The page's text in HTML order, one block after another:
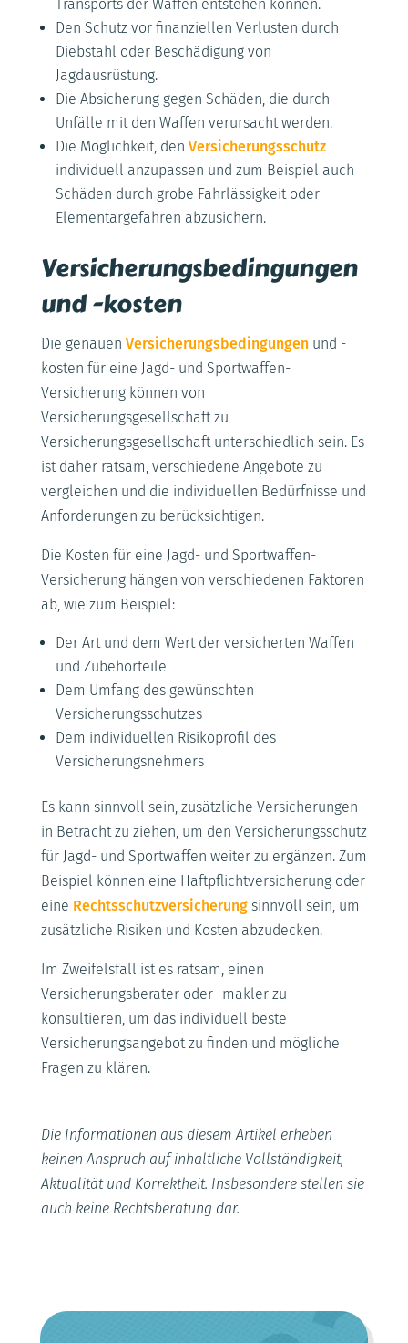
Transports der Waffen entstehen können.
Den Schutz vor finanziellen Verlusten durch
Diebstahl oder Beschädigung von
Jagdausrüstung.
Die Absicherung gegen Schäden, die durch
Unfälle mit den Waffen verursacht werden.
Die Möglichkeit, den Versicherungsschutz
individuell anzupassen und zum Beispiel auch
Schäden durch grobe Fahrlässigkeit oder
Elementargefahren abzusichern.
Versicherungsbedingungen
und -kosten
Die genauen Versicherungsbedingungenund -
kosten für eine Jagd- und Sportwaffen-
Versicherung können von
Versicherungsgesellschaft zu
Versicherungsgesellschaft unterschiedlich sein. Es
ist daher ratsam, verschiedene Angebote zu
vergleichen und die individuellen Bedürfnisse und
Anforderungen zu berücksichtigen.
Die Kosten für eine Jagd- und Sportwaffen-
Versicherung hängen von verschiedenen Faktoren
ab, wie zum Beispiel:
Der Art und dem Wert der versicherten Waffen
und Zubehörteile
Dem Umfang des gewünschten
Versicherungsschutzes
Dem individuellen Risikoprofil des
Versicherungsnehmers
Es kann sinnvoll sein, zusätzliche Versicherungen
in Betracht zu ziehen, um den Versicherungsschutz
für Jagd- und Sportwaffen weiter zu ergänzen. Zum
Beispiel können eine Haftpflichtversicherung oder
eine Rechtsschutzversicherungsinnvoll sein, um
zusätzliche Risiken und Kosten abzudecken.
Im Zweifelsfall ist es ratsam, einen
Versicherungsberater oder -makler zu
konsultieren, um das individuell beste
Versicherungsangebot zu finden und mögliche
Fragen zu klären.
Die Informationen aus diesem Artikel erheben
keinen Anspruch auf inhaltliche Vollständigkeit,
Aktualität und Korrektheit. Insbesondere stellen sie
auch keine Rechtsberatung dar.